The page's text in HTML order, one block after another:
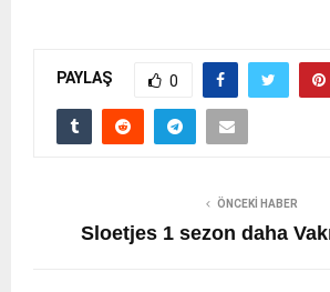
PAYLAŞ 0
ÖNCEKI HABER
Sloetjes 1 sezon daha